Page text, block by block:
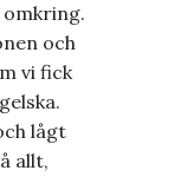
och
vi fick
lågt
allt,